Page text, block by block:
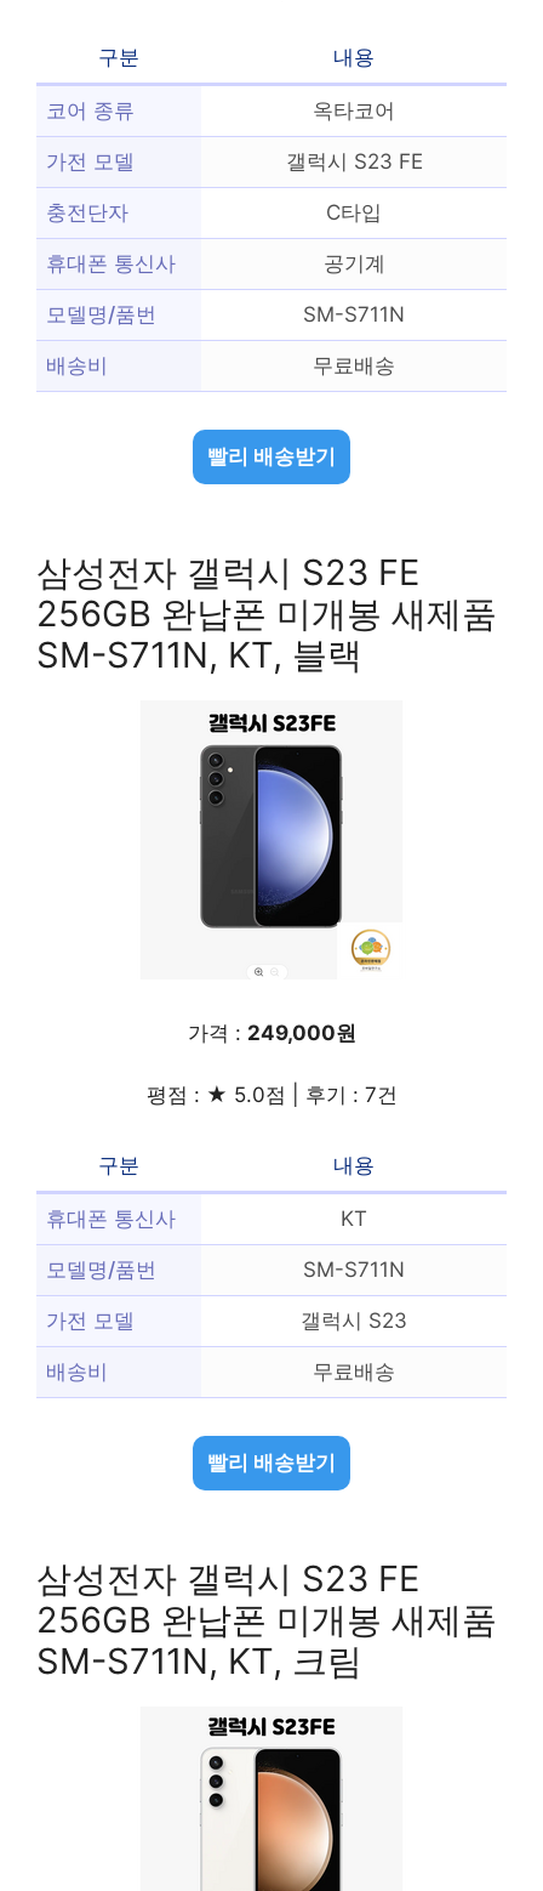
구분 내용
코어 종류 옥타코어
가전 모델 갤럭시 S23 FE
충전단자 C타입
휴대폰 통신사 공기계
모델명/품번 SM-S711N
배송비 무료배송
빨리 배송받기
삼성전자 갤럭시 S23 FE
256GB 완납폰 미개봉 새제품
SM-S711N, KT, 블랙
가격 : 249,000원
평점 : ★ 5.0점 | 후기 : 7건
구분 내용
휴대폰 통신사 KT
모델명/품번 SM-S711N
가전 모델 갤럭시 S23
배송비 무료배송
빨리 배송받기
삼성전자 갤럭시 S23 FE
256GB 완납폰 미개봉 새제품
SM-S711N, KT, 크림